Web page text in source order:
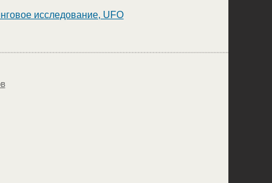
исследование, UFO